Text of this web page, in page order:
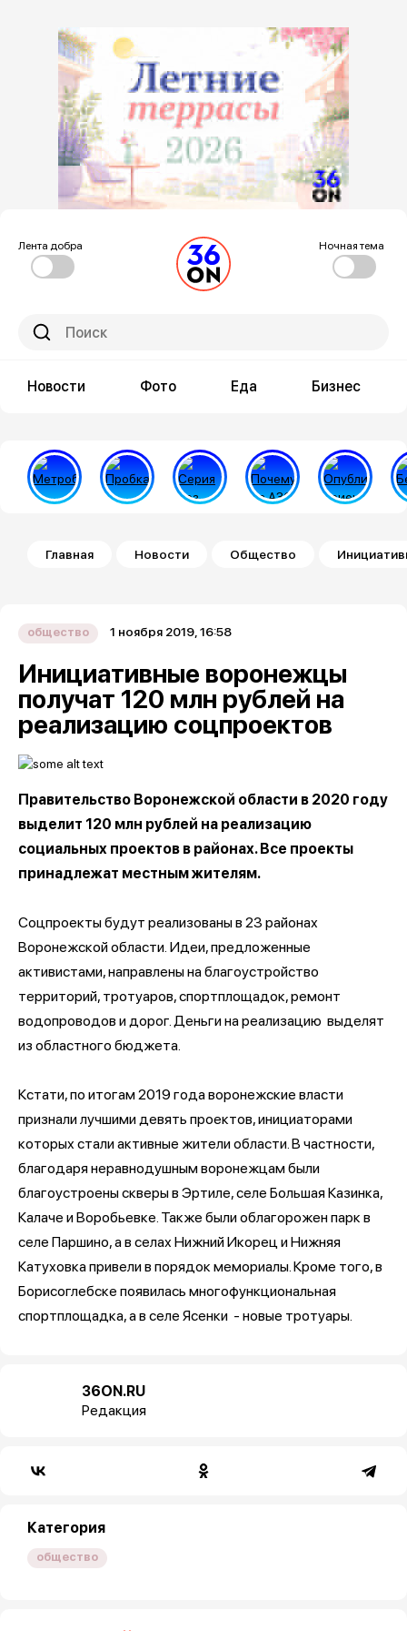
Лента добра Ночная тема
Новости Фото Еда Бизнес
Строка навигации
Главная Новости Общество
общество 1 ноября 2019, 16:58
Инициативные воронежцы
получат 120 млн рублей на
реализацию соцпроектов
Правительство Воронежской области в 2020 году
выделит 120 млн рублей на реализацию
социальных проектов в районах. Все проекты
принадлежат местным жителям.
Соцпроекты будут реализованы в 23 районах
Воронежской области. Идеи, предложенные
активистами, направлены на благоустройство
территорий, тротуаров, спортплощадок, ремонт
водопроводов и дорог. Деньги на реализацию выделят
из областного бюджета.
Кстати, по итогам 2019 года воронежские власти
признали лучшими девять проектов, инициаторами
которых стали активные жители области. В частности,
благодаря неравнодушным воронежцам были
благоустроены скверы в Эртиле, селе Большая Казинка,
Калаче и Воробьевке. Также были облагорожен парк в
селе Паршино, а в селах Нижний Икорец и Нижняя
Катуховка привели в порядок мемориалы. Кроме того, в
Борисоглебске появилась многофункциональная
спортплощадка, а в селе Ясенки - новые тротуары.
36ON.RU
Редакция
Категория
общество